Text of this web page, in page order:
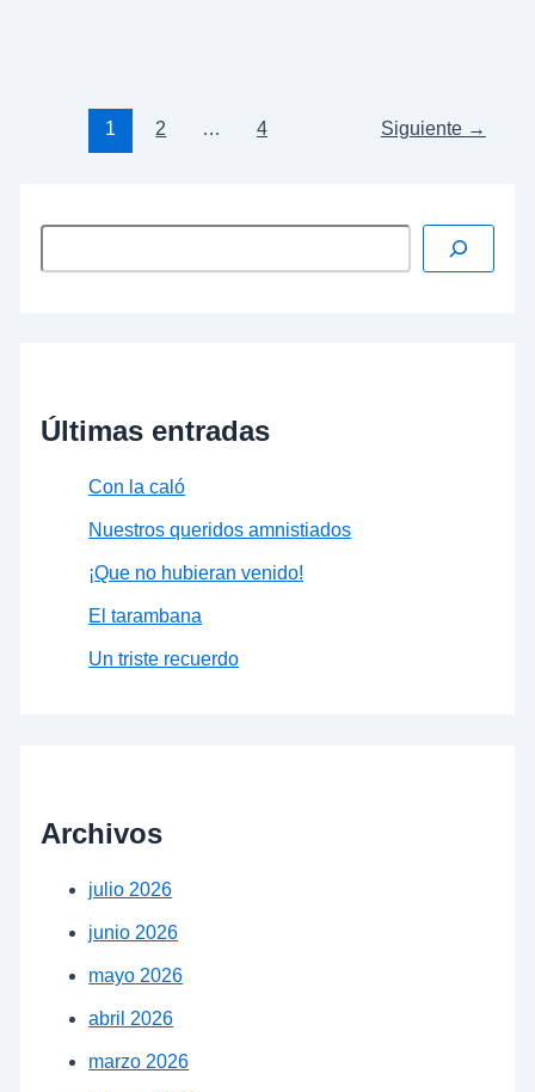
1
2 … 4 Siguiente →
Últimas entradas
Con la caló
Nuestros queridos amnistiados
¡Que no hubieran venido!
El tarambana
Un triste recuerdo
Archivos
julio 2026
junio 2026
mayo 2026
abril 2026
marzo 2026